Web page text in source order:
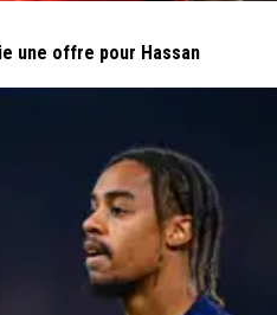
une offre pour Hassan